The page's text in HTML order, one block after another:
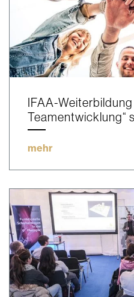
IFAA-
Teamentwicklung“
mehr